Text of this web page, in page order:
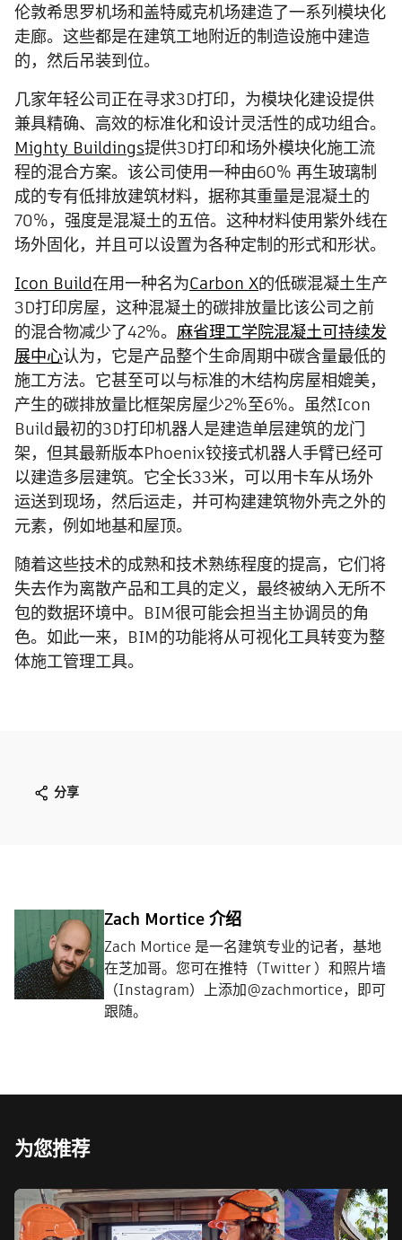
伦敦希思罗机场和盖特威克机场建造了一系列模块化
走廊。这些都是在建筑工地附近的制造设施中建造
的，然后吊装到位。
几家年轻公司正在寻求3D打印，为模块化建设提供
兼具精确、高效的标准化和设计灵活性的成功组合。
Mighty Buildings提供3D打印和场外模块化施工流
程的混合方案。该公司使用一种由60% 再生玻璃制
成的专有低排放建筑材料，据称其重量是混凝土的
70%，强度是混凝土的五倍。这种材料使用紫外线在
场外固化，并且可以设置为各种定制的形式和形状。
Icon Build在用一种名为Carbon X的低碳混凝土生产
3D打印房屋，这种混凝土的碳排放量比该公司之前
的混合物减少了42%。 麻省理工学院混凝土可持续发
展中心认为，它是产品整个生命周期中碳含量最低的
施工方法。它甚至可以与标准的木结构房屋相媲美，
产生的碳排放量比框架房屋少2%至6%。虽然Icon
Build最初的3D打印机器人是建造单层建筑的龙门
架，但其最新版本Phoenix铰接式机器人手臂已经可
以建造多层建筑。它全长33米，可以用卡车从场外
运送到现场，然后运走，并可构建建筑物外壳之外的
元素，例如地基和屋顶。
随着这些技术的成熟和技术熟练程度的提高，它们将
失去作为离散产品和工具的定义，最终被纳入无所不
包的数据环境中。BIM很可能会担当主协调员的角
色。如此一来，BIM的功能将从可视化工具转变为整
体施工管理工具。
分享
Zach Mortice 介绍
Zach Mortice 是一名建筑专业的记者，基地
在芝加哥。您可在推特（Twitter ）和照片墙
（Instagram）上添加@zachmortice，即可
跟随。
为您推荐